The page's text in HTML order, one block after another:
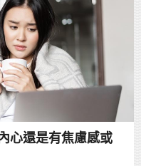
心還是有焦慮感或